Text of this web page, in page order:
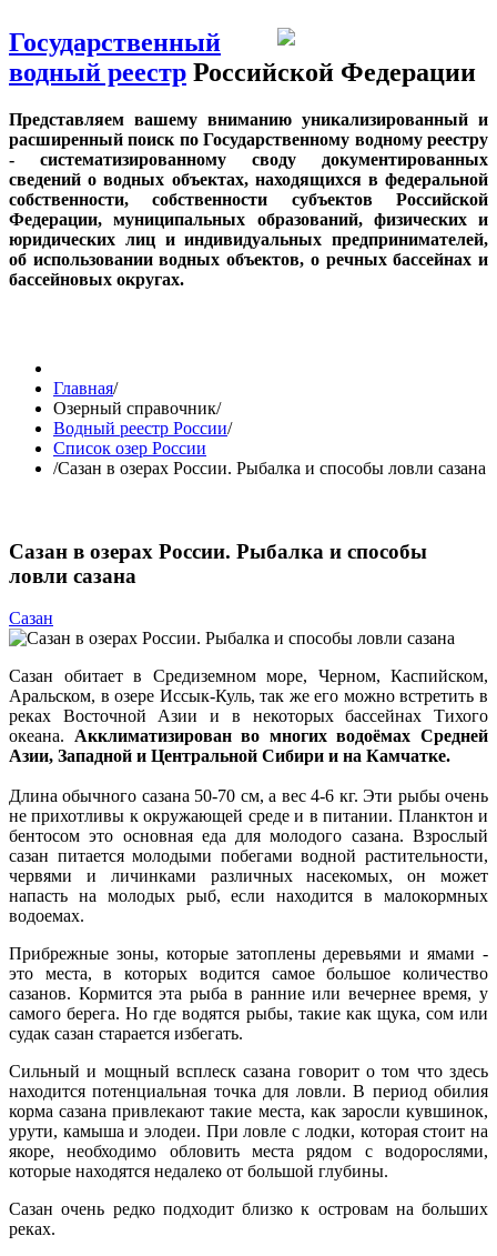
Государственный
водный реестр Российской Федерации
Представляем вашему вниманию уникализированный и
расширенный поиск по Государственному водному реестру
- систематизированному своду документированных
сведений о водных объектах, находящихся в федеральной
собственности, собственности субъектов Российской
Федерации, муниципальных образований, физических и
юридических лиц и индивидуальных предпринимателей,
об использовании водных объектов, о речных бассейнах и
бассейновых округах.
Главная/
Озерный справочник/
Водный реестр России/
Список озер России
/Сазан в озерах России. Рыбалка и способы ловли сазана
Сазан в озерах России. Рыбалка и способы
ловли сазана
Сазан
Сазан обитает в Средиземном море, Черном, Каспийском,
Аральском, в озере Иссык-Куль, так же его можно встретить в
реках Восточной Азии и в некоторых бассейнах Тихого
океана. Акклиматизирован во многих водоёмах Средней
Азии, Западной и Центральной Сибири и на Камчатке.
Длина обычного сазана 50-70 см, а вес 4-6 кг. Эти рыбы очень
не прихотливы к окружающей среде и в питании. Планктон и
бентосом это основная еда для молодого сазана. Взрослый
сазан питается молодыми побегами водной растительности,
червями и личинками различных насекомых, он может
напасть на молодых рыб, если находится в малокормных
водоемах.
Прибрежные зоны, которые затоплены деревьями и ямами -
это места, в которых водится самое большое количество
сазанов. Кормится эта рыба в ранние или вечернее время, у
самого берега. Но где водятся рыбы, такие как щука, сом или
судак сазан старается избегать.
Сильный и мощный всплеск сазана говорит о том что здесь
находится потенциальная точка для ловли. В период обилия
корма сазана привлекают такие места, как заросли кувшинок,
урути, камыша и элодеи. При ловле с лодки, которая стоит на
якоре, необходимо обловить места рядом с водорослями,
которые находятся недалеко от большой глубины.
Сазан очень редко подходит близко к островам на больших
реках.